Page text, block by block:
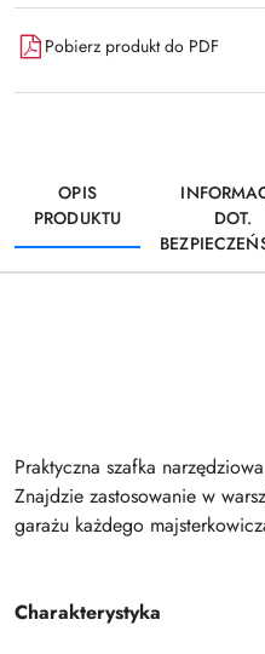
Pobierz produkt do PDF
OPIS
PRODUKTU
DOT.
Praktyczna szafka
Znajdzie zastosowanie w
garażu każdego
Charakterystyka